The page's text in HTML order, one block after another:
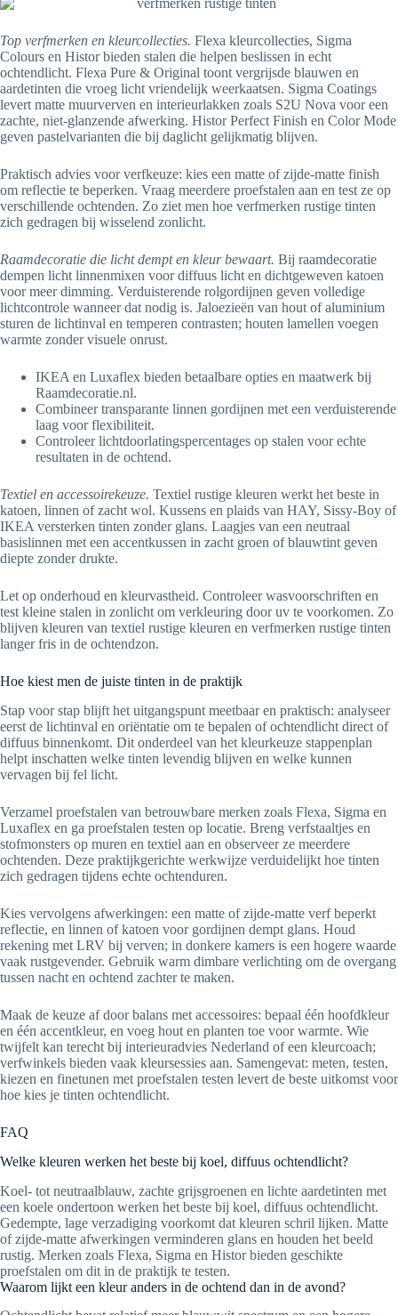
Top verfmerken en kleurcollecties. Flexa kleurcollecties, Sigma
Colours en Histor bieden stalen die helpen beslissen in echt
ochtendlicht. Flexa Pure & Original toont vergrijsde blauwen en
aardetinten die vroeg licht vriendelijk weerkaatsen. Sigma Coatings
levert matte muurverven en interieurlakken zoals S2U Nova voor een
zachte, niet-glanzende afwerking. Histor Perfect Finish en Color Mode
geven pastelvarianten die bij daglicht gelijkmatig blijven.
Praktisch advies voor verfkeuze: kies een matte of zijde-matte finish
om reflectie te beperken. Vraag meerdere proefstalen aan en test ze op
verschillende ochtenden. Zo ziet men hoe verfmerken rustige tinten
zich gedragen bij wisselend zonlicht.
Raamdecoratie die licht dempt en kleur bewaart. Bij raamdecoratie
dempen licht linnenmixen voor diffuus licht en dichtgeweven katoen
voor meer dimming. Verduisterende rolgordijnen geven volledige
lichtcontrole wanneer dat nodig is. Jaloezieën van hout of aluminium
sturen de lichtinval en temperen contrasten; houten lamellen voegen
warmte zonder visuele onrust.
IKEA en Luxaflex bieden betaalbare opties en maatwerk bij
Raamdecoratie.nl.
Combineer transparante linnen gordijnen met een verduisterende
laag voor flexibiliteit.
Controleer lichtdoorlatingspercentages op stalen voor echte
resultaten in de ochtend.
Textiel en accessoirekeuze. Textiel rustige kleuren werkt het beste in
katoen, linnen of zacht wol. Kussens en plaids van HAY, Sissy-Boy of
IKEA versterken tinten zonder glans. Laagjes van een neutraal
basislinnen met een accentkussen in zacht groen of blauwtint geven
diepte zonder drukte.
Let op onderhoud en kleurvastheid. Controleer wasvoorschriften en
test kleine stalen in zonlicht om verkleuring door uv te voorkomen. Zo
blijven kleuren van textiel rustige kleuren en verfmerken rustige tinten
langer fris in de ochtendzon.
Hoe kiest men de juiste tinten in de praktijk
Stap voor stap blijft het uitgangspunt meetbaar en praktisch: analyseer
eerst de lichtinval en oriëntatie om te bepalen of ochtendlicht direct of
diffuus binnenkomt. Dit onderdeel van het kleurkeuze stappenplan
helpt inschatten welke tinten levendig blijven en welke kunnen
vervagen bij fel licht.
Verzamel proefstalen van betrouwbare merken zoals Flexa, Sigma en
Luxaflex en ga proefstalen testen op locatie. Breng verfstaaltjes en
stofmonsters op muren en textiel aan en observeer ze meerdere
ochtenden. Deze praktijkgerichte werkwijze verduidelijkt hoe tinten
zich gedragen tijdens echte ochtenduren.
Kies vervolgens afwerkingen: een matte of zijde-matte verf beperkt
reflectie, en linnen of katoen voor gordijnen dempt glans. Houd
rekening met LRV bij verven; in donkere kamers is een hogere waarde
vaak rustgevender. Gebruik warm dimbare verlichting om de overgang
tussen nacht en ochtend zachter te maken.
Maak de keuze af door balans met accessoires: bepaal één hoofdkleur
en één accentkleur, en voeg hout en planten toe voor warmte. Wie
twijfelt kan terecht bij interieuradvies Nederland of een kleurcoach;
verfwinkels bieden vaak kleursessies aan. Samengevat: meten, testen,
kiezen en finetunen met proefstalen testen levert de beste uitkomst voor
hoe kies je tinten ochtendlicht.
FAQ
Welke kleuren werken het beste bij koel, diffuus ochtendlicht?
Koel- tot neutraalblauw, zachte grijsgroenen en lichte aardetinten met
een koele ondertoon werken het beste bij koel, diffuus ochtendlicht.
Gedempte, lage verzadiging voorkomt dat kleuren schril lijken. Matte
of zijde-matte afwerkingen verminderen glans en houden het beeld
rustig. Merken zoals Flexa, Sigma en Histor bieden geschikte
proefstalen om dit in de praktijk te testen.
Waarom lijkt een kleur anders in de ochtend dan in de avond?